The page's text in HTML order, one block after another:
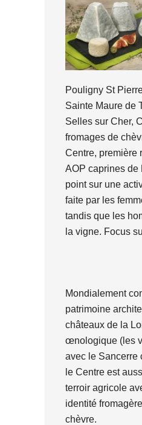
Pouligny St
Sainte Maure de
Selles sur Cher,
fromages de
Centre, première
AOP caprines de
point sur une
faite par les
tandis que les
la vigne. Focus
Mondialement
patrimoine
châteaux de la
œnologique (les
avec le Sancerre
le Centre est
terroir agricole
identité
chèvre.